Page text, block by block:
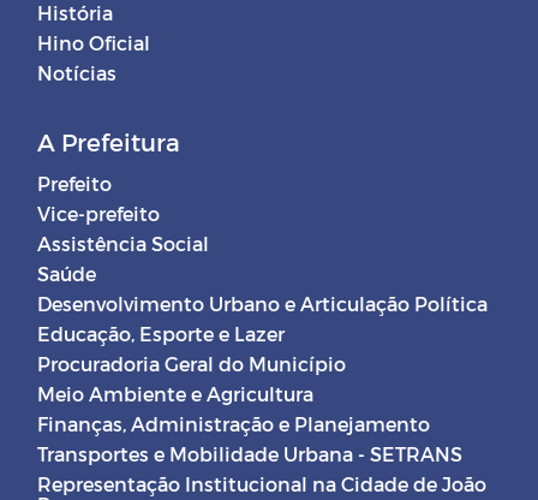
História
Hino Oficial
Notícias
A Prefeitura
Prefeito
Vice-prefeito
Assistência Social
Saúde
Desenvolvimento Urbano e Articulação Política
Educação, Esporte e Lazer
Procuradoria Geral do Município
Meio Ambiente e Agricultura
Finanças, Administração e Planejamento
Transportes e Mobilidade Urbana - SETRANS
Representação Institucional na Cidade de João